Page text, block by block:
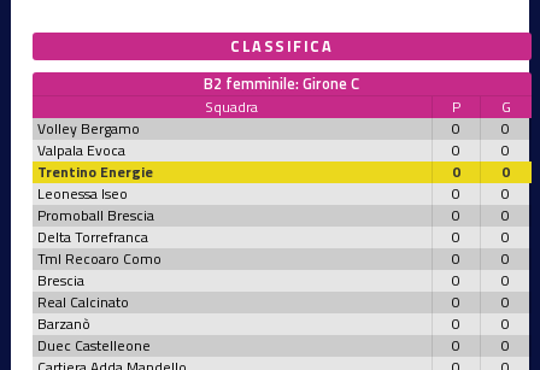
CLASSIFICA
B2 femminile: Girone C
Squadra P
G
Volley Bergamo
0
0
Valpala Evoca
0
0
Trentino Energie
0
0
Leonessa Iseo
0
0
Promoball Brescia
0
0
Delta Torrefranca
0
0
Tml Recoaro Como
0
0
Brescia
0
0
Real Calcinato
0
0
Barzanò
0
0
Duec Castelleone
0
0